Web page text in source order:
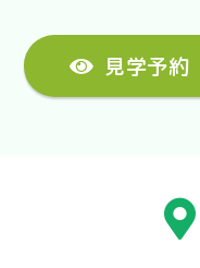
見学予約